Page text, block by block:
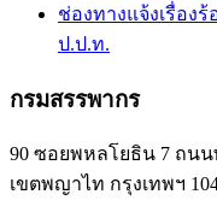
ช่องทางแจ้งเรื่อง
ป.ป.ท.
กรมสรรพากร
90 ซอยพหลโยธิน 7 ถน
เขตพญาไท กรุงเทพฯ